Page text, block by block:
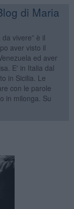
di Maria
vivere” è il
aver visto il
ed aver
E' in Italia dal
in Sicilia. Le
con le parole
in milonga. Su